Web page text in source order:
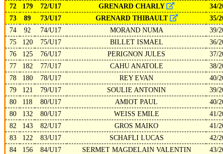
72 179 72/U17 GRENARD CHARLY
34/
73
89 73/U17 GRENARD THIBAULT
35/
74
92 74/U17 MORAND NUMA
39/
75
120 75/U17 BILLET ISMAEL
36/
76
125 76/U17 PERIGNON JULES
37/
77
182 77/U17 CAHU ANATOLE
38/
78
180 78/U17 REY EVAN
40/
79
121 79/U17 SOULIE ANTONIN
39/
80
118 80/U17 AMIOT PAUL
40/
80
132 80/U17 WEISS EMILE
41/
82
143 82/U17 GROS MAIKO
41/
83
122 83/U17 SCHAFLI LUCAS
42/
84
156 84/U17 SERMET MAGDELAIN VALENTIN
43/